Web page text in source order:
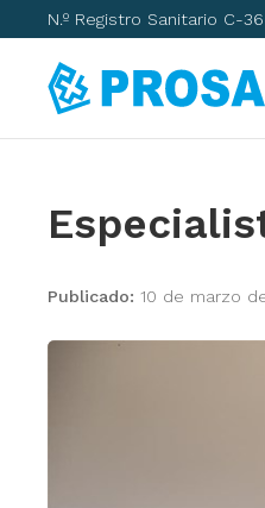
N.º Registro Sanitario C-
Publicado: 10 de marzo